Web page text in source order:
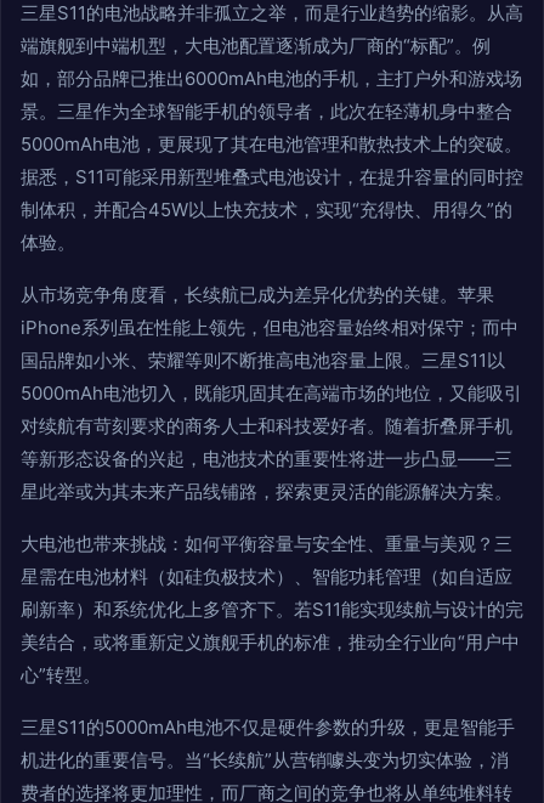
三星S11的电池战略并非孤立之举，而是行业趋势的缩影。从高
端旗舰到中端机型，大电池配置逐渐成为厂商的“标配”。例
如，部分品牌已推出6000mAh电池的手机，主打户外和游戏场
景。三星作为全球智能手机的领导者，此次在轻薄机身中整合
5000mAh电池，更展现了其在电池管理和散热技术上的突破。
据悉，S11可能采用新型堆叠式电池设计，在提升容量的同时控
制体积，并配合45W以上快充技术，实现“充得快、用得久”的
体验。
从市场竞争角度看，长续航已成为差异化优势的关键。苹果
iPhone系列虽在性能上领先，但电池容量始终相对保守；而中
国品牌如小米、荣耀等则不断推高电池容量上限。三星S11以
5000mAh电池切入，既能巩固其在高端市场的地位，又能吸引
对续航有苛刻要求的商务人士和科技爱好者。随着折叠屏手机
等新形态设备的兴起，电池技术的重要性将进一步凸显——三
星此举或为其未来产品线铺路，探索更灵活的能源解决方案。
大电池也带来挑战：如何平衡容量与安全性、重量与美观？三
星需在电池材料（如硅负极技术）、智能功耗管理（如自适应
刷新率）和系统优化上多管齐下。若S11能实现续航与设计的完
美结合，或将重新定义旗舰手机的标准，推动全行业向“用户中
心”转型。
三星S11的5000mAh电池不仅是硬件参数的升级，更是智能手
机进化的重要信号。当“长续航”从营销噱头变为切实体验，消
费者的选择将更加理性，而厂商之间的竞争也将从单纯堆料转